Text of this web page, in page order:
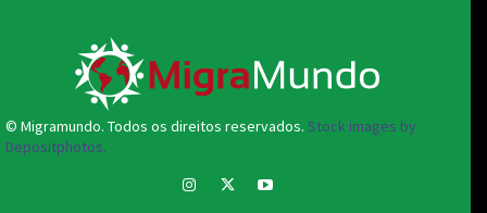
© Migramundo. Todos os direitos reservados. Stock images by
Depositphotos.